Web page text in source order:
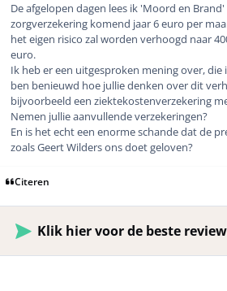
De afgelopen dagen lees ik 'Moord en
zorgverzekering komend jaar 6 euro per
het eigen risico zal worden verhoogd naar
euro.
Ik heb er een uitgesproken mening over, die
ben benieuwd hoe jullie denken over dit
bijvoorbeeld een ziektekostenverzekering
Nemen jullie aanvullende verzekeringen?
En is het echt een enorme schande dat de
zoals Geert Wilders ons doet geloven?
Citeren
Klik hier voor de beste